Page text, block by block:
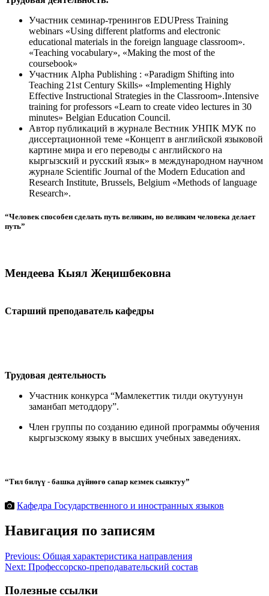
Участник семинар-тренингов EDUPress Training
webinars «Using different platforms and electronic
educational materials in the foreign language classroom».
«Teaching vocabulary», «Making the most of the
coursebook»
Участник Alpha Publishing : «Paradigm Shifting into
Teaching 21st Century Skills» «Implementing Highly
Effective Instructional Strategies in the Classroom».Intensive
training for professors «Learn to create video lectures in 30
minutes» Belgian Education Council.
Автор публикаций в журнале Вестник УНПК МУК по
диссертационной теме «Концепт в английской языковой
картине мира и его переводы с английского на
кыргызский и русский язык» в международном научном
журнале Scientific Journal of the Modern Education and
Research Institute, Brussels, Belgium «Methods of language
Research».
“Человек способен сделать путь великим, но великим человека делает
путь”
Мендеева Кыял Жеңишбековна
Старший преподаватель кафедры
Трудовая деятельность
Участник конкурса “Мамлекеттик тилди окутуунун
заманбап методдору”.
Член группы по созданию единой программы обучения
кыргызскому языку в высших учебных заведениях.
“Тил билүү - башка дүйнөгө сапар кезмек сыяктуу”
Кафедра Государственного и иностранных языков
Навигация по записям
Previous: Общая характеристика направления
Next: Профессорско-преподавательский состав
Полезные ссылки